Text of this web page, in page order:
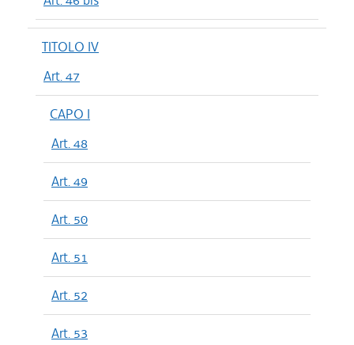
TITOLO IV
Art. 47
CAPO I
Art. 48
Art. 49
Art. 50
Art. 51
Art. 52
Art. 53